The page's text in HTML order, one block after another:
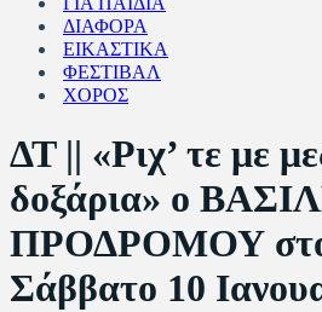
ΔΙΑΦΟΡΑ
ΕΙΚΑΣΤΙΚΑ
ΦΕΣΤΙΒΑΛ
ΧΟΡΟΣ
ΔΤ || «Ριχ’ τε με
δοξάρια» ο
ΠΡΟΔΡΟΜΟΥ στο
Σάββατο 10